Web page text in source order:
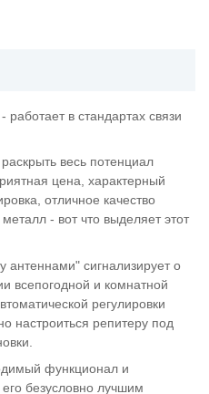
в стандартах связи
весь потенциал
цена, характерный
отличное качество
- вот что выделяет этот
антеннами" сигнализирует о
всепогодной и комнатной
регулировки
настроиться репитеру под
функционал и
безусловно лучшим